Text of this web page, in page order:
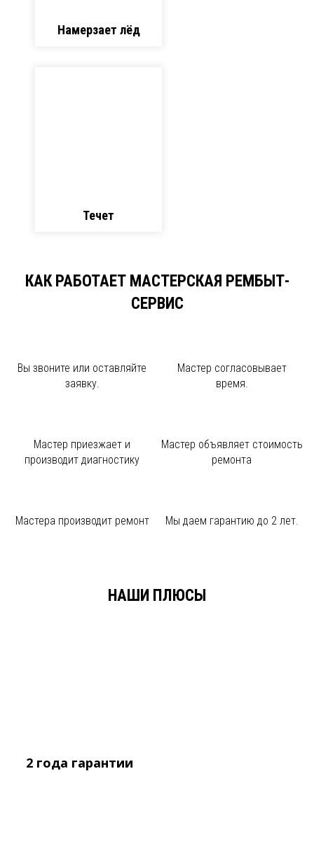
Намерзает лёд
Течет
КАК РАБОТАЕТ МАСТЕРСКАЯ РЕМБЫТ-
СЕРВИС
Вы звоните или оставляйте
заявку.
Мастер согласовывает
время.
Мастер приезжает и
производит диагностику
Мастер объявляетстоимость
ремонта
Мастера производитремонт Мы даем гарантию до 2 лет.
НАШИ ПЛЮСЫ
2 года гарантии